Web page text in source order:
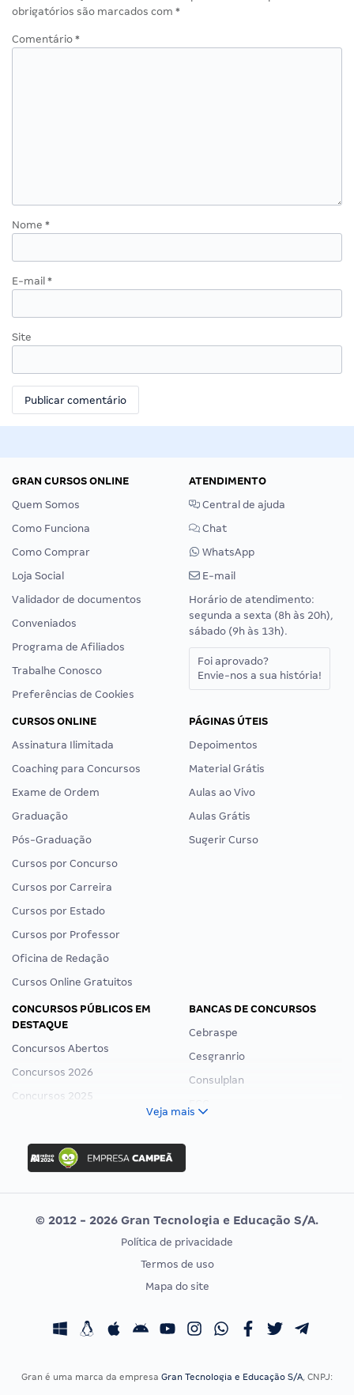
obrigatórios são marcados com *
Comentário *
Nome *
E-mail *
Site
GRAN CURSOS ONLINE
Quem Somos
Como Funciona
Como Comprar
Loja Social
Validador de documentos
Conveniados
Programa de Afiliados
Trabalhe Conosco
Preferências de Cookies
ATENDIMENTO
Central de ajuda
Chat
WhatsApp
E-mail
Horário de atendimento:
segunda a sexta (8h às 20h),
sábado (9h às 13h).
Foi aprovado?
Envie-nos a sua história!
CURSOS ONLINE
Assinatura Ilimitada
Coaching para Concursos
Exame de Ordem
Graduação
Pós-Graduação
Cursos por Concurso
Cursos por Carreira
Cursos por Estado
Cursos por Professor
Oficina de Redação
Cursos Online Gratuitos
PÁGINAS ÚTEIS
Depoimentos
Material Grátis
Aulas ao Vivo
Aulas Grátis
Sugerir Curso
CONCURSOS PÚBLICOS EM
DESTAQUE
Concursos Abertos
Concursos 2026
Concursos 2025
Concurso Ibama
Concurso MPU
Editais publicados
BANCAS DE CONCURSOS
Cebraspe
Cesgranrio
Consulplan
Vunesp
CONCURSOS POR PROFISSÃO
Concursos Fiscais
EXAME DE ORDEM
Calendário OAB
Veja mais
© 2012 - 2026 Gran Tecnologia e Educação S/A.
Política de privacidade
Termos de uso
Mapa do site
Gran é uma marca da empresa Gran Tecnologia e Educação S/A, CNPJ: